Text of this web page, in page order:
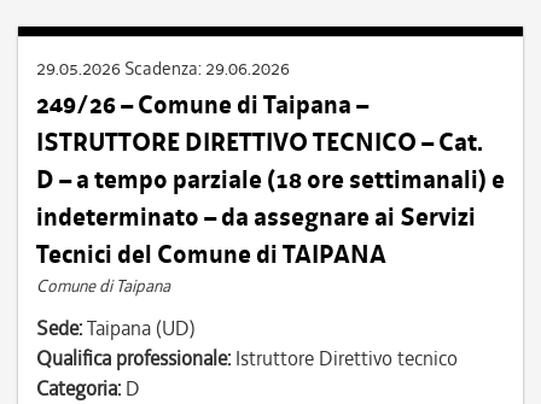
29.05.2026 Scadenza: 29.06.2026
249/26 – Comune di Taipana –
ISTRUTTORE DIRETTIVO TECNICO – Cat.
D – a tempo parziale (18 ore settimanali) e
indeterminato – da assegnare ai Servizi
Tecnici del Comune di TAIPANA
Comune di Taipana
Sede:Taipana (UD)
Qualifica professionale: Istruttore Direttivo tecnico
Categoria: D